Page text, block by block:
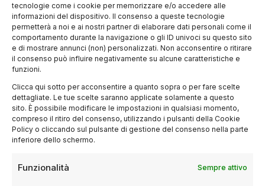
tecnologie come i cookie per memorizzare e/o accedere alle
informazioni del dispositivo. Il consenso a queste tecnologie
permetterà a noi e ai nostri partner di elaborare dati personali come il
comportamento durante la navigazione o gli ID univoci su questo sito
e di mostrare annunci (non) personalizzati. Non acconsentire o ritirare
il consenso può influire negativamente su alcune caratteristiche e
funzioni.
Clicca qui sotto per acconsentire a quanto sopra o per fare scelte
dettagliate. Le tue scelte saranno applicate solamente a questo
sito. È possibile modificare le impostazioni in qualsiasi momento,
compreso il ritiro del consenso, utilizzando i pulsanti della Cookie
Policy o cliccando sul pulsante di gestione del consenso nella parte
inferiore dello schermo.
Funzionalità Sempre attivo